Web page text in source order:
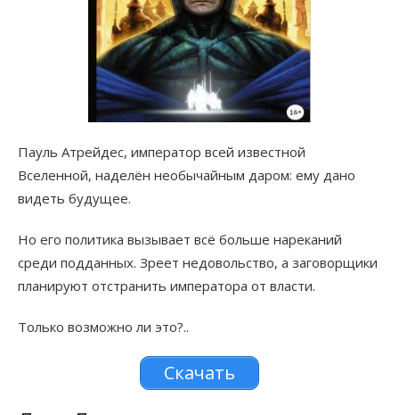
Пауль Атрейдес, император всей известной
Вселенной, наделён необычайным даром: ему дано
видеть будущее.
Но его политика вызывает всё больше нареканий
среди подданных. Зреет недовольство, а заговорщики
планируют отстранить императора от власти.
Только возможно ли это?..
Скачать